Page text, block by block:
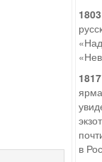
1803
1817
в